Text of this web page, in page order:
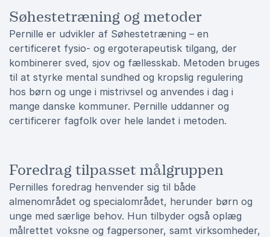
Søhestetræning og metoder
Pernille er udvikler af Søhestetræning – en
certificeret fysio- og ergoterapeutisk tilgang, der
kombinerer sved, sjov og fællesskab. Metoden bruges
til at styrke mental sundhed og kropslig regulering
hos børn og unge i mistrivsel og anvendes i dag i
mange danske kommuner. Pernille uddanner og
certificerer fagfolk over hele landet i metoden.
Foredrag tilpasset målgruppen
Pernilles foredrag henvender sig til både
almenområdet og specialområdet, herunder børn og
unge med særlige behov. Hun tilbyder også oplæg
målrettet voksne og fagpersoner, samt virksomheder,